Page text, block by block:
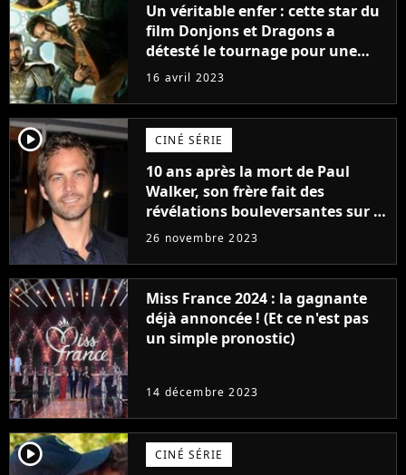
Un véritable enfer : cette star du
film Donjons et Dragons a
détesté le tournage pour une
raison très spéciale
16 avril 2023
player2 CINÉ SÉRIE
10 ans après la mort de Paul
Walker, son frère fait des
révélations bouleversantes sur la
réaction des acteurs de Fast and
26 novembre 2023
Miss France 2024 : la gagnante
déjà annoncée ! (Et ce n'est pas
un simple pronostic)
14 décembre 2023
player2 CINÉ SÉRIE